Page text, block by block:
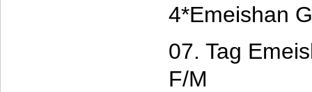
4*Emeishan
07. Tag
F/M